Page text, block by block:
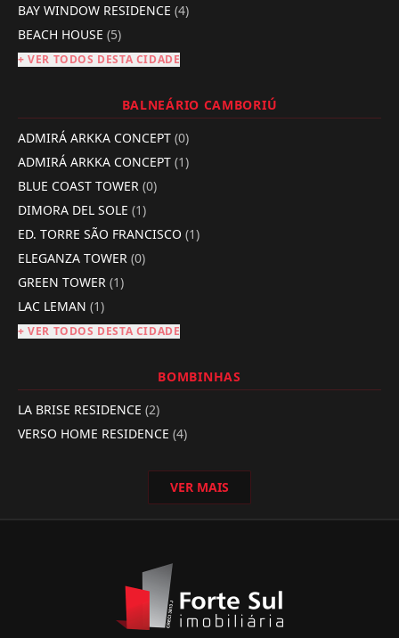
BAY WINDOW RESIDENCE (4)
BEACH HOUSE (5)
+ VER TODOS DESTA CIDADE
BALNEÁRIO CAMBORIÚ
ADMIRÁ ARKKA CONCEPT (0)
ADMIRÁ ARKKA CONCEPT (1)
BLUE COAST TOWER (0)
DIMORA DEL SOLE (1)
ED. TORRE SÃO FRANCISCO (1)
ELEGANZA TOWER (0)
GREEN TOWER (1)
LAC LEMAN (1)
+ VER TODOS DESTA CIDADE
BOMBINHAS
LA BRISE RESIDENCE (2)
VERSO HOME RESIDENCE (4)
VER MAIS